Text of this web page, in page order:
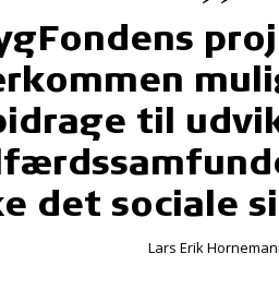
til
det sociale
Lars Erik